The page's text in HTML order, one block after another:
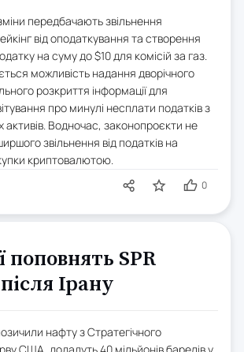
передбачають звільнення
від оподаткування та створення
на суму до $10 для комісій за газ.
можливість надання дворічного
розкриття інформації для
про минулі несплати податків з
Водночас, законопроєкти не
звільнення від податків на
криптовалютою.
0
поповнять SPR
Ірану
нафту з Стратегічного